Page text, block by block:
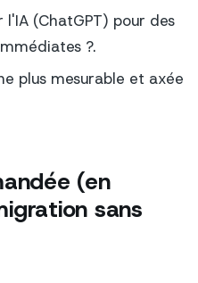
(ChatGPT) pour des
?.
plus mesurable et axée
(en
sans